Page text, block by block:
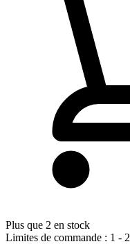
Plus que 2 en stock
Limites de commande : 1 - 2